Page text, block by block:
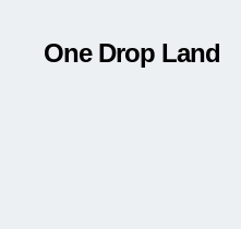
One Drop Land